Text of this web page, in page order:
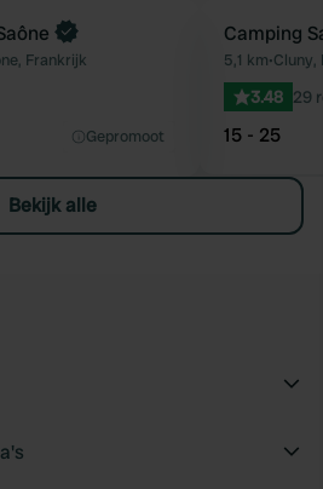
Favoriet
Frankrijk
Gepromoot
Camping
5,1 km•Cluny,
3.48 29
15 - 25
Bekijk alle